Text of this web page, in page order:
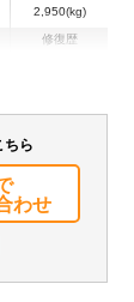
2,950(kg)
修復歴
ー
ちら
わせ